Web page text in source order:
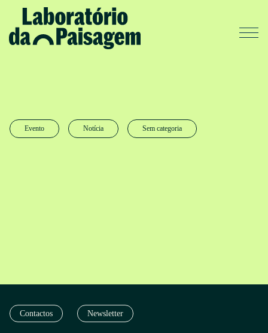
Evento Notícia Sem categoria
Contactos Newsletter